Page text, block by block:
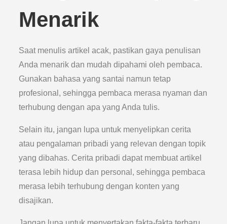
Menarik
Saat menulis artikel acak, pastikan gaya penulisan
Anda menarik dan mudah dipahami oleh pembaca.
Gunakan bahasa yang santai namun tetap
profesional, sehingga pembaca merasa nyaman dan
terhubung dengan apa yang Anda tulis.
Selain itu, jangan lupa untuk menyelipkan cerita
atau pengalaman pribadi yang relevan dengan topik
yang dibahas. Cerita pribadi dapat membuat artikel
terasa lebih hidup dan personal, sehingga pembaca
merasa lebih terhubung dengan konten yang
disajikan.